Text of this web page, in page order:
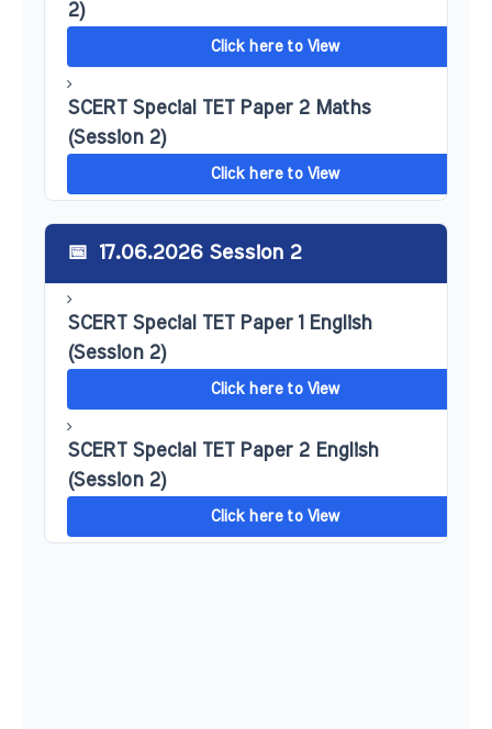
2)
Click here to View
SCERT Special TET Paper 2 Maths
(Session 2)
Click here to View
17.06.2026 Session 2
SCERT Special TET Paper 1 English
(Session 2)
Click here to View
SCERT Special TET Paper 2 English
(Session 2)
Click here to View